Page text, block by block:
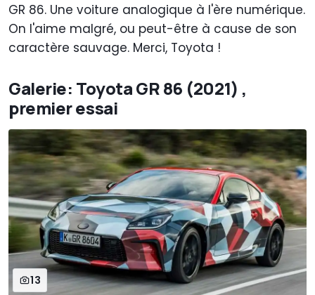
GR 86. Une voiture analogique à l'ère numérique.
On l'aime malgré, ou peut-être à cause de son
caractère sauvage. Merci, Toyota !
Galerie: Toyota GR 86 (2021) ,
premier essai
13